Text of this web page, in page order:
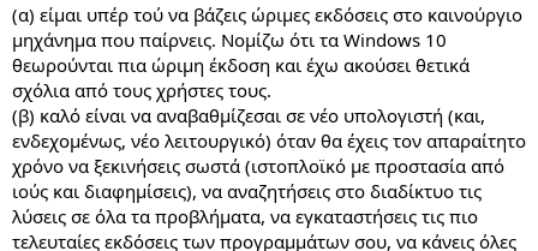
(α) είμαι υπέρ τού να βάζεις ώριμες εκδόσεις στο καινούργιο
μηχάνημα που παίρνεις. Νομίζω ότι τα Windows 10
θεωρούνται πια ώριμη έκδοση και έχω ακούσει θετικά
σχόλια από τους χρήστες τους.
(β) καλό είναι να αναβαθμίζεσαι σε νέο υπολογιστή (και,
ενδεχομένως, νέο λειτουργικό) όταν θα έχεις τον απαραίτητο
χρόνο να ξεκινήσεις σωστά (ιστοπλοϊκό με προστασία από
ιούς και διαφημίσεις), να αναζητήσεις στο διαδίκτυο τις
λύσεις σε όλα τα προβλήματα, να εγκαταστήσεις τις πιο
τελευταίες εκδόσεις των προγραμμάτων σου, να κάνεις όλες